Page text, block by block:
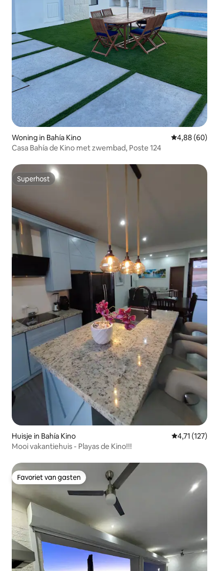
Woning in Bahía Kino Gemiddelde
4,88 (60)
Casa Bahía de Kino met zwembad, Poste 124
Superhost
Superhost
Huisje in Bahía Kino Gemiddelde
4,71 (127)
Mooi vakantiehuis - Playas de Kino!!!
Favoriet van gasten
Favoriet van gasten